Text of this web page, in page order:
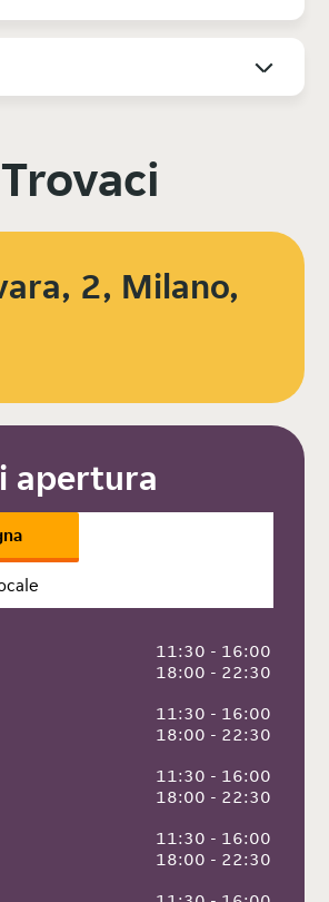
Trovaci
2, Milano,
apertura
11:30 - 16:00
18:00 - 22:30
11:30 - 16:00
18:00 - 22:30
11:30 - 16:00
18:00 - 22:30
11:30 - 16:00
18:00 - 22:30